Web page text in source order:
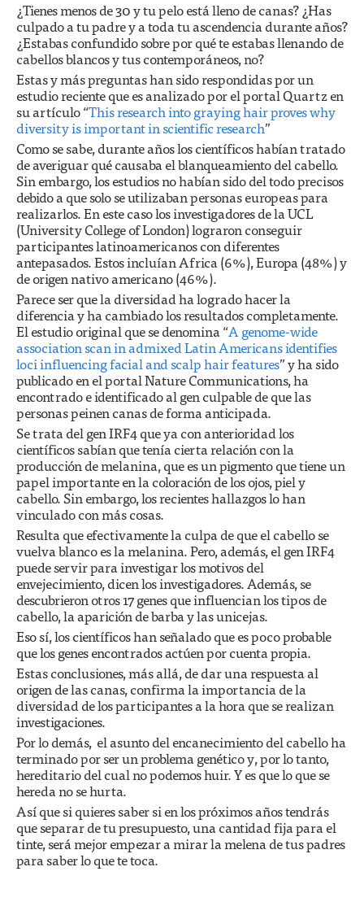
¿Tienes menos de 30 y tu pelo está lleno de canas? ¿Has
culpado a tu padre y a toda tu ascendencia durante años?
¿Estabas confundido sobre por qué te estabas llenando de
cabellos blancos y tus contemporáneos, no?
Estas y más preguntas han sido respondidas por un
estudio reciente que es analizado por el portal Quartz en
su artículo “This research into graying hair proves why
diversity is important in scientific research”
Como se sabe, durante años los científicos habían tratado
de averiguar qué causaba el blanqueamiento del cabello.
Sin embargo, los estudios no habían sido del todo precisos
debido a que solo se utilizaban personas europeas para
realizarlos. En este caso los investigadores de la UCL
(University College of London) lograron conseguir
participantes latinoamericanos con diferentes
antepasados. Estos incluían Africa (6%), Europa (48%) y
de origen nativo americano (46%).
Parece ser que la diversidad ha logrado hacer la
diferencia y ha cambiado los resultados completamente.
El estudio original que se denomina “A genome-wide
association scan in admixed Latin Americans identifies
loci influencing facial and scalp hair features” y ha sido
publicado en el portal Nature Communications, ha
encontrado e identificado al gen culpable de que las
personas peinen canas de forma anticipada.
Se trata del gen IRF4 que ya con anterioridad los
científicos sabían que tenía cierta relación con la
producción de melanina, que es un pigmento que tiene un
papel importante en la coloración de los ojos, piel y
cabello. Sin embargo, los recientes hallazgos lo han
vinculado con más cosas.
Resulta que efectivamente la culpa de que el cabello se
vuelva blanco es la melanina. Pero, además, el gen IRF4
puede servir para investigar los motivos del
envejecimiento, dicen los investigadores. Además, se
descubrieron otros 17 genes que influencian los tipos de
cabello, la aparición de barba y las unicejas.
Eso sí, los científicos han señalado que es poco probable
que los genes encontrados actúen por cuenta propia.
Estas conclusiones, más allá, de dar una respuesta al
origen de las canas, confirma la importancia de la
diversidad de los participantes a la hora que se realizan
investigaciones.
Por lo demás, el asunto del encanecimiento del cabello ha
terminado por ser un problema genético y, por lo tanto,
hereditario del cual no podemos huir. Y es que lo que se
hereda no se hurta.
Así que si quieres saber si en los próximos años tendrás
que separar de tu presupuesto, una cantidad fija para el
tinte, será mejor empezar a mirar la melena de tus padres
para saber lo que te toca.